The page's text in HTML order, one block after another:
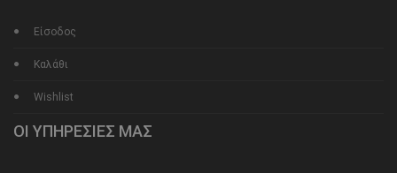
Είσοδος
Καλάθι
Wishlist
ΟΙ ΥΠΗΡΕΣΙΕΣ ΜΑΣ